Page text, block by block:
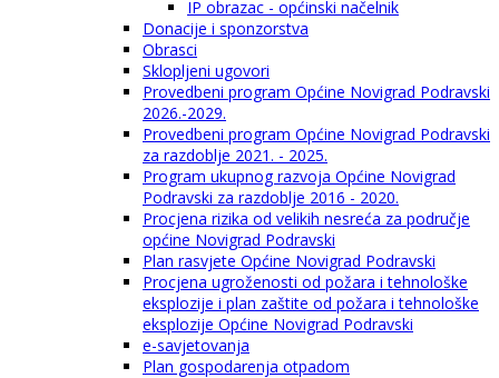
IP obrazac - općinski načelnik
Donacije i sponzorstva
Obrasci
Sklopljeni ugovori
Provedbeni program Općine Novigrad Podravski
2026.-2029.
Provedbeni program Općine Novigrad Podravski
za razdoblje 2021. - 2025.
Program ukupnog razvoja Općine Novigrad
Podravski za razdoblje 2016 - 2020.
Procjena rizika od velikih nesreća za područje
općine Novigrad Podravski
Plan rasvjete Općine Novigrad Podravski
Procjena ugroženosti od požara i tehnološke
eksplozije i plan zaštite od požara i tehnološke
eksplozije Općine Novigrad Podravski
e-savjetovanja
Plan gospodarenja otpadom